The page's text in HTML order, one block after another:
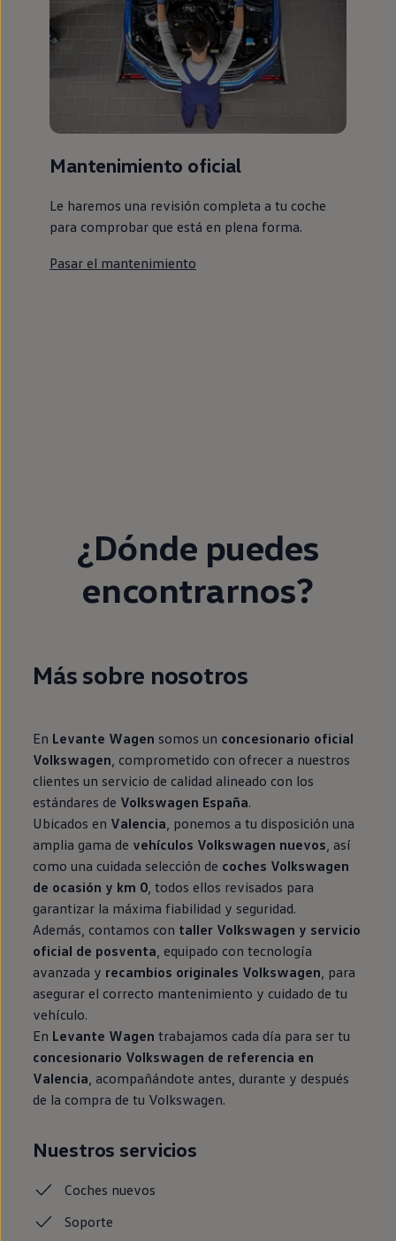
Mantenimiento oficial
Le haremos una revisión completa a tu coche
para comprobar que está en plena forma.
Pasar el mantenimiento
¿Dónde puedes
encontrarnos?
Más sobre nosotros
En Levante Wagen somos un concesionario oficial
Volkswagen, comprometido con ofrecer a nuestros
clientes un servicio de calidad alineado con los
estándares de Volkswagen España.
Ubicados en Valencia, ponemos a tu disposición una
amplia gama de vehículos Volkswagen nuevos, así
como una cuidada selección de coches Volkswagen
de ocasión y km 0, todos ellos revisados para
garantizar la máxima fiabilidad y seguridad.
Además, contamos con taller Volkswagen y servicio
oficial de posventa, equipado con tecnología
avanzada y recambios originales Volkswagen, para
asegurar el correcto mantenimiento y cuidado de tu
vehículo.
En Levante Wagen trabajamos cada día para ser tu
concesionario Volkswagen de referencia en
Valencia, acompañándote antes, durante y después
de la compra de tu Volkswagen.
Nuestros servicios
Coches nuevos
Soporte